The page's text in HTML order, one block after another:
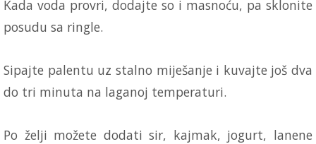
Kada voda provri, dodajte so i masnoću, pa sklonite
posudu sa ringle.
Sipajte palentu uz stalno miješanje i kuvajte još dva
do tri minuta na laganoj temperaturi.
Po želji možete dodati sir, kajmak, jogurt, lanene